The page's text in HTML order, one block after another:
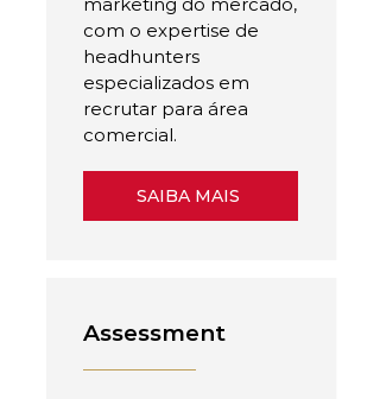
com o expertise de
headhunters
especializados em
recrutar para área
comercial.
SAIBA MAIS
Assessment